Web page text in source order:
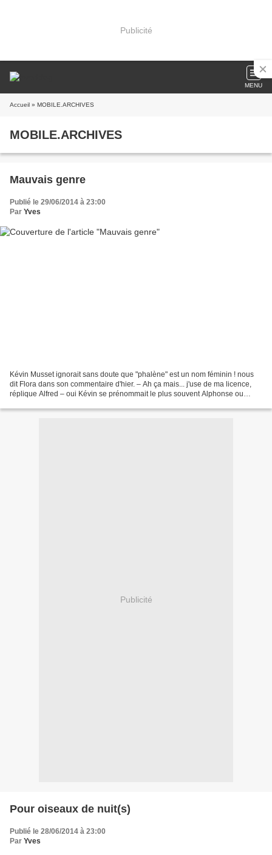
Publicité
MENU
Accueil » MOBILE.ARCHIVES
MOBILE.ARCHIVES
Mauvais genre
Publié le 29/06/2014 à 23:00
Par Yves
Kévin Musset ignorait sans doute que "phalène" est un nom féminin ! nous
dit Flora dans son commentaire d'hier. – Ah ça mais... j'use de ma licence,
réplique Alfred – oui Kévin se prénommait le plus souvent Alphonse ou
Publicité
Pour oiseaux de nuit(s)
Publié le 28/06/2014 à 23:00
Par Yves